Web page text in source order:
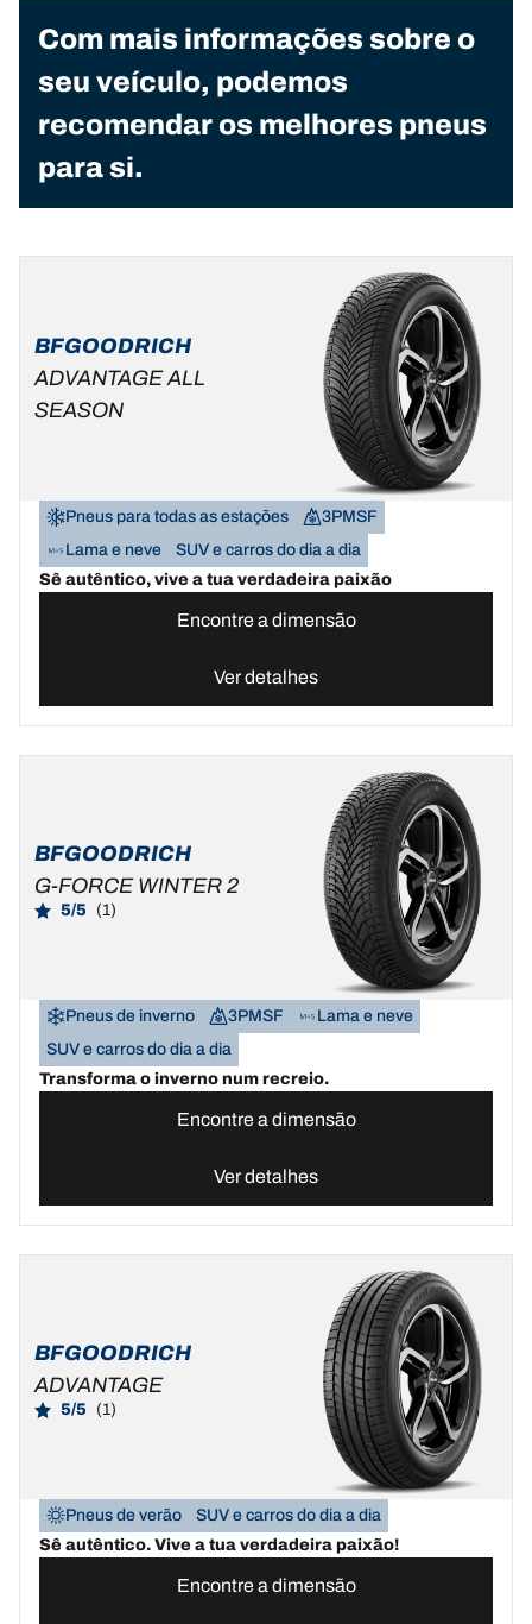
Com mais informações sobre o
seu veículo, podemos
recomendar os melhores pneus
para si.
BFGOODRICH
ADVANTAGE ALL
SEASON
Pneus para todas as estações
3PMSF
Lama e neve
SUV e carros do dia a dia
Sê autêntico, vive a tua verdadeira paixão
Encontre a dimensão
Ver detalhes
BFGOODRICH
G-FORCE WINTER 2
5/5 (1)
Pneus de inverno 3PMSF
Lama e neve
SUV e carros do dia a dia
Transforma o inverno num recreio.
Encontre a dimensão
Ver detalhes
BFGOODRICH
ADVANTAGE
5/5 (1)
Pneus de verão
SUV e carros do dia a dia
Sê autêntico. Vive a tua verdadeira paixão!
Encontre a dimensão